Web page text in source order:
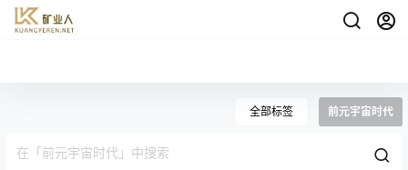
全部标签 前元宇宙时代